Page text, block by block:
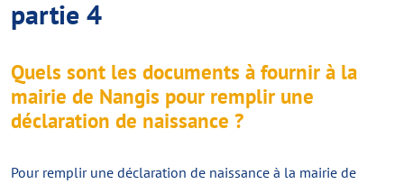
partie 4
Quels sont les documents à fournir à la
mairie de Nangis pour remplir une
déclaration de naissance ?
Pour remplir une déclaration de naissance à la mairie de